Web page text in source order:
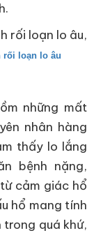
rối loạn lo âu,
rối loạn lo âu
những mất
nhân hàng
thấy lo lắng
bệnh nặng,
cảm giác hổ
hổ mang tính
quá khứ,